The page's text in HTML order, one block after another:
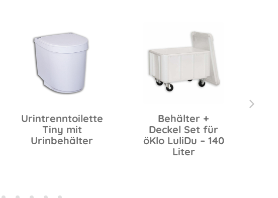
Urintrenntoilette
Tiny mit
Urinbehälter
Behälter +
Deckel Set für
öKlo LuliDu – 140
Liter